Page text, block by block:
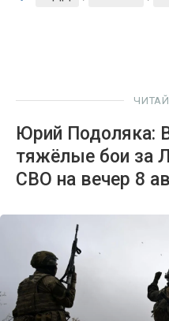
Юрий Подоляка:
тяжёлые бои за
СВО на вечер 8